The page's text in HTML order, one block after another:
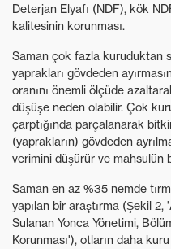
Deterjan Elyafı (NDF), kök
kalitesinin korunması.
Saman çok fazla kuruduktan
yaprakları gövdeden
oranını önemli ölçüde
düşüşe neden olabilir. Çok
çarptığında parçalanarak
(yaprakların) gövdeden
verimini düşürür ve mahsulün
Saman en az %35 nemde
yapılan bir araştırma (Şekil
Sulanan Yonca Yönetimi,
Korunması'), otların daha